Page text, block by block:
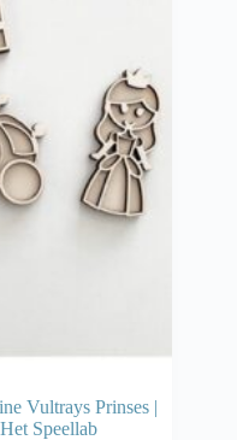
Vultrays Prinses |
Speellab